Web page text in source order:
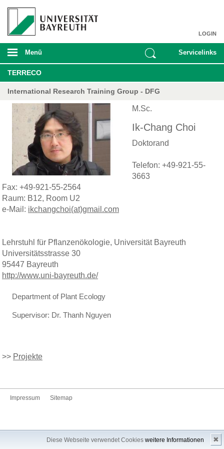
Diese Webseite verwendet Cookies weitere Informationen ✖
LOGIN
Menü Servicelinks
TERRECO
International Research Training Group - DFG
M.Sc.
Ik-Chang Choi
Doktorand
Telefon: +49-921-55-
3663
Fax: +49-921-55-2564
Raum: B12, Room U2
e-Mail: ikchangchoi(at)gmail.com
Lehrstuhl für Pflanzenökologie, Universität Bayreuth
Universitätsstrasse 30
95447 Bayreuth
http://www.uni-bayreuth.de/
Department of Plant Ecology
Supervisor: Dr. Thanh Nguyen
>> Projekte
Impressum Sitemap